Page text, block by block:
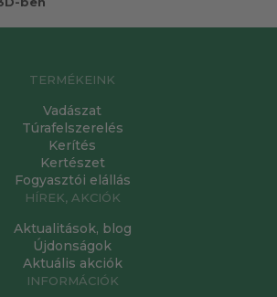
TERMÉKEINK
Vadászat
Túrafelszerelés
Kerítés
Kertészet
Fogyasztói elállás
HÍREK, AKCIÓK
Aktualitások, blog
Újdonságok
Aktuális akciók
INFORMÁCIÓK